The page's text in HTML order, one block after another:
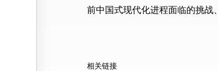
前中国式现代化进程面临的挑战
相关链接